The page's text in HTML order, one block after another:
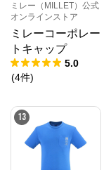
ミレー（MILLET）公式
オンラインストア
ミレーコーポレー
トキャップ
5.0
(4件)
13